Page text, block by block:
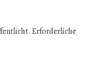
Erforderliche